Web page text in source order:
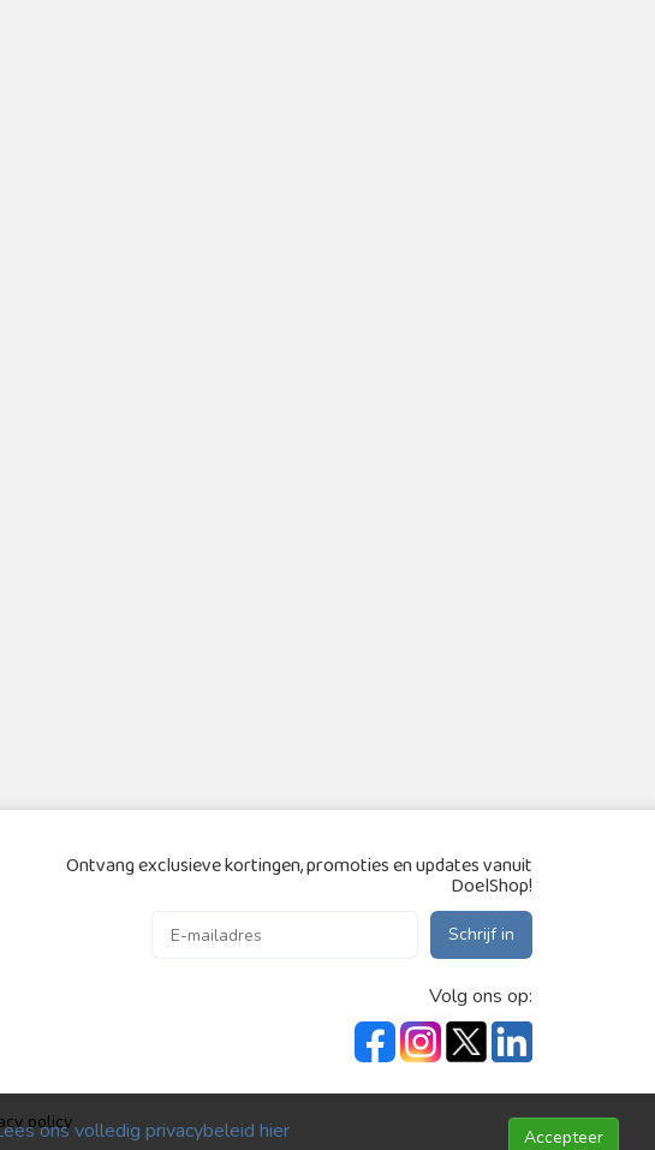
Ontvang exclusieve kortingen, promoties en updates vanuit
DoelShop!
Schrijf in
Volg ons op:
policy
Accepteer
ons volledig privacybeleid hier